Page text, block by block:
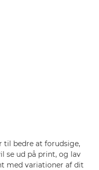
bedre at forudsige,
se ud på print, og lav
med variationer af dit